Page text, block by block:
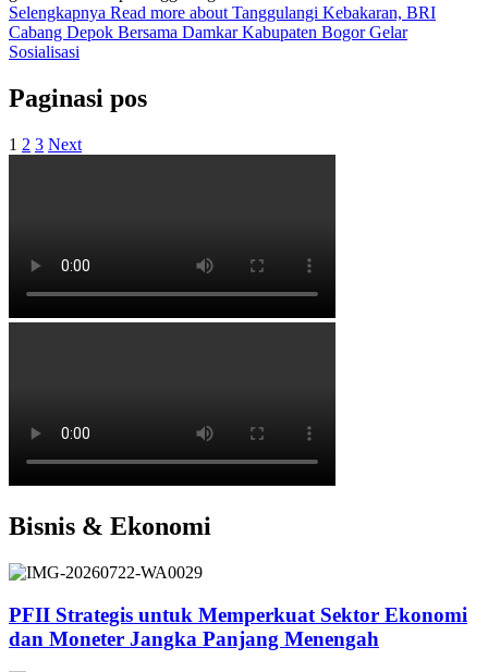
Selengkapnya Read more about Tanggulangi Kebakaran, BRI
Cabang Depok Bersama Damkar Kabupaten Bogor Gelar
Sosialisasi
Paginasi pos
1 2 3 Next
Bisnis & Ekonomi
PFII Strategis untuk Memperkuat Sektor Ekonomi
dan Moneter Jangka Panjang Menengah